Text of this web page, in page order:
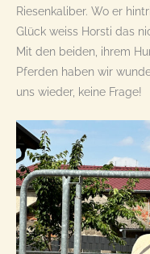
Riesenkaliber. Wo er
Glück weiss Horsti das
Mit den beiden, ihrem
Pferden haben wir
uns wieder, keine Frage!